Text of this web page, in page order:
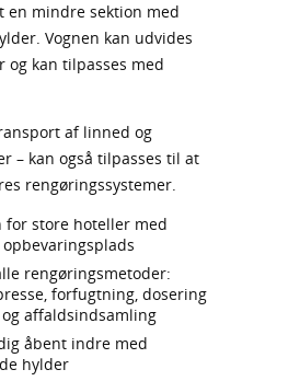
en mindre sektion med
Vognen kan udvides
og kan tilpasses med
af linned og
– kan også tilpasses til at
rengøringssystemer.
for store hoteller med
rengøringsmetoder:
forfugtning, dosering
affaldsindsamling
åbent indre med
hylder